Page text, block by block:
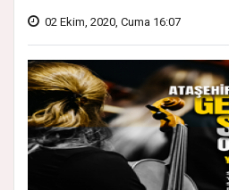
02 Ekim, 2020, Cuma 16:07